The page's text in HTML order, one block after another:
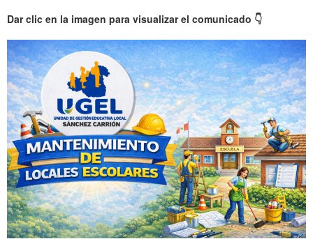
Dar clic en la imagen para visualizar el comunicado 👇